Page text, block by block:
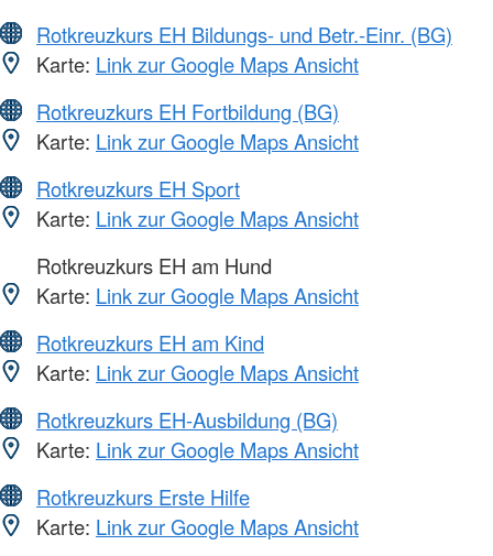
Rotkreuzkurs EH Bildungs- und Betr.-Einr. (BG)
Karte: Link zur Google Maps Ansicht
Rotkreuzkurs EH Fortbildung (BG)
Karte: Link zur Google Maps Ansicht
Rotkreuzkurs EH Sport
Karte: Link zur Google Maps Ansicht
Rotkreuzkurs EH am Hund
Karte: Link zur Google Maps Ansicht
Rotkreuzkurs EH am Kind
Karte: Link zur Google Maps Ansicht
Rotkreuzkurs EH-Ausbildung (BG)
Karte: Link zur Google Maps Ansicht
Rotkreuzkurs Erste Hilfe
Karte: Link zur Google Maps Ansicht